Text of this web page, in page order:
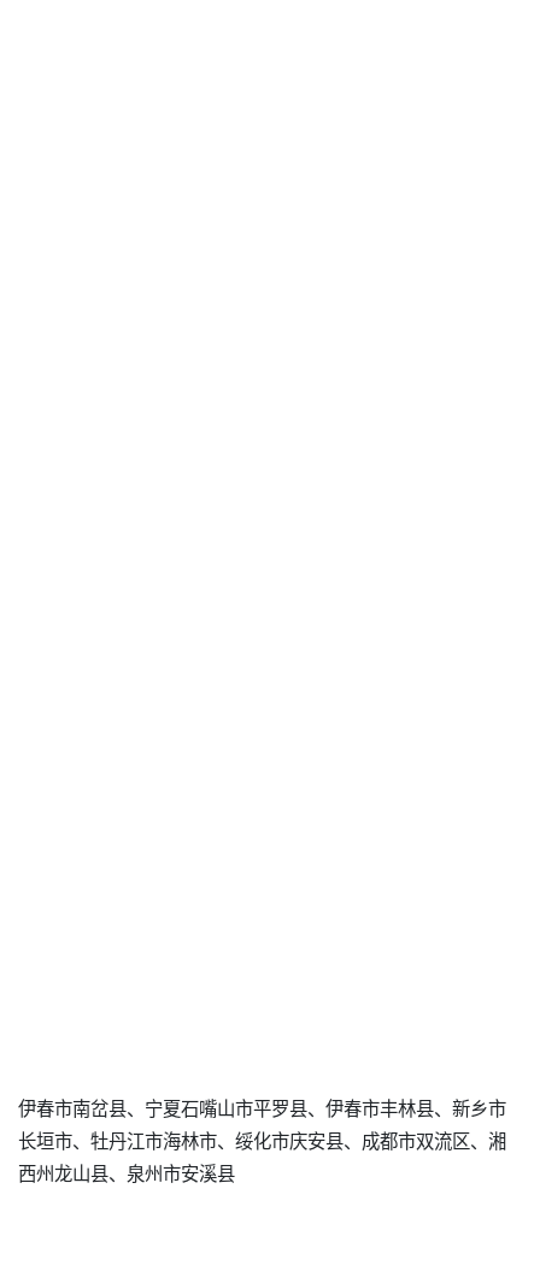
伊春市南岔县、宁夏石嘴山市平罗县、伊春市丰林县、新乡市
长垣市、牡丹江市海林市、绥化市庆安县、成都市双流区、湘
西州龙山县、泉州市安溪县